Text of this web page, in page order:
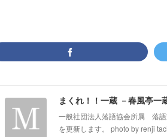
まくれ！！一蔵 －春風亭一
一般社団法人落語協会所属 落
を更新します。 photo by renji